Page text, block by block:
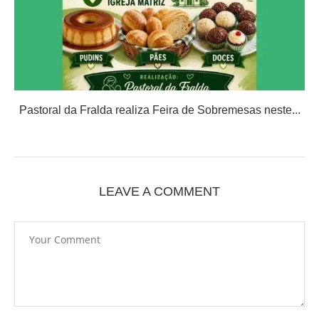
Pastoral da Fralda realiza Feira de Sobremesas neste...
LEAVE A COMMENT